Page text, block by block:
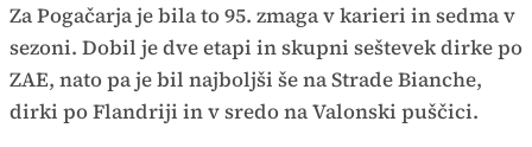
Za Pogačarja je bila to 95. zmaga v karieri in sedma v
sezoni. Dobil je dve etapi in skupni seštevek dirke po
ZAE, nato pa je bil najboljši še na Strade Bianche,
dirki po Flandriji in v sredo na Valonski puščici.